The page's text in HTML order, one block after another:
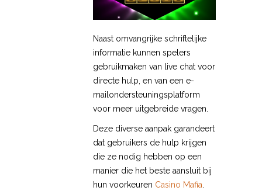
Naast omvangrijke schriftelijke
informatie kunnen spelers
gebruikmaken van live chat voor
directe hulp, en van een e-
mailondersteuningsplatform
voor meer uitgebreide vragen.
Deze diverse aanpak garandeert
dat gebruikers de hulp krijgen
die ze nodig hebben op een
manier die het beste aansluit bij
hun voorkeuren Casino Mafia